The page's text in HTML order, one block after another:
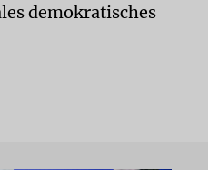
demokratisches